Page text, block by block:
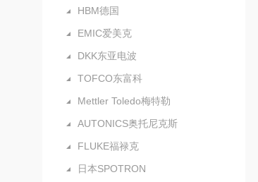
HBM德国
EMIC爱美克
DKK东亚电波
TOFCO东富科
Mettler Toledo梅特勒
AUTONICS奥托尼克斯
FLUKE福禄克
日本SPOTRON